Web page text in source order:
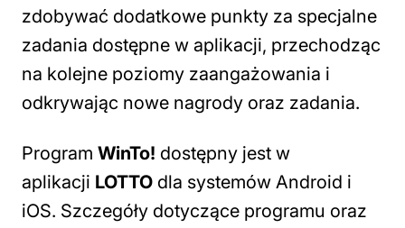
zdobywać dodatkowe punkty za specjalne
zadania dostępne w aplikacji, przechodząc
na kolejne poziomy zaangażowania i
odkrywając nowe nagrody oraz zadania.
Program WinTo! dostępny jest w
aplikacji LOTTO dla systemów Android i
iOS. Szczegóły dotyczące programu oraz